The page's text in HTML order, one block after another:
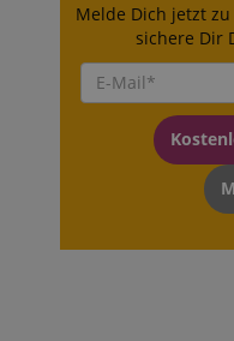
Melde Dich jetzt
sichere Dir